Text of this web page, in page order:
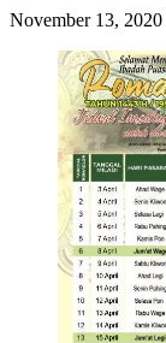
November 13, 2020